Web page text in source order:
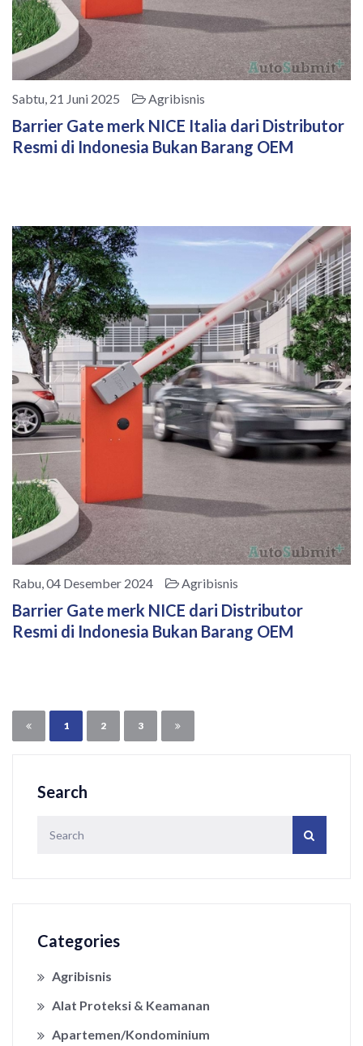
Sabtu, 21 Juni 2025 Agribisnis
Barrier Gate merk NICE Italia dari Distributor
Resmi di Indonesia Bukan Barang OEM
Rabu, 04 Desember 2024 Agribisnis
Barrier Gate merk NICE dari Distributor
Resmi di Indonesia Bukan Barang OEM
1 2 3
Search
Categories
Agribisnis
Alat Proteksi & Keamanan
Apartemen/Kondominium